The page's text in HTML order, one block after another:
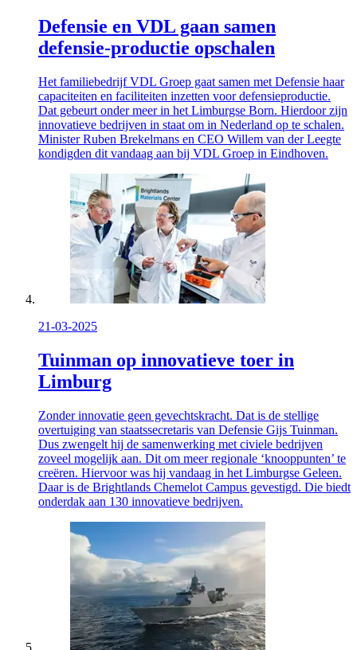
Defensie en VDL gaan samen
defensie-productie opschalen
Het familiebedrijf VDL Groep gaat samen met Defensie haar
capaciteiten en faciliteiten inzetten voor defensieproductie.
Dat gebeurt onder meer in het Limburgse Born. Hierdoor zijn
innovatieve bedrijven in staat om in Nederland op te schalen.
Minister Ruben Brekelmans en CEO Willem van der Leegte
kondigden dit vandaag aan bij VDL Groep in Eindhoven.
21-03-2025
Tuinman op innovatieve toer in
Limburg
Zonder innovatie geen gevechtskracht. Dat is de stellige
overtuiging van staatssecretaris van Defensie Gijs Tuinman.
Dus zwengelt hij de samenwerking met civiele bedrijven
zoveel mogelijk aan. Dit om meer regionale ‘knooppunten’ te
creëren. Hiervoor was hij vandaag in het Limburgse Geleen.
Daar is de Brightlands Chemelot Campus gevestigd. Die biedt
onderdak aan 130 innovatieve bedrijven.